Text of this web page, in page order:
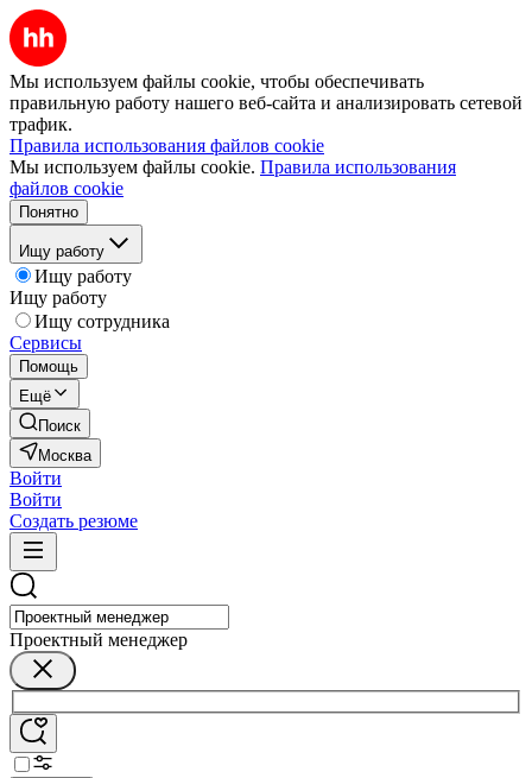
Мы используем файлы cookie, чтобы обеспечивать
правильную работу нашего веб-сайта и анализировать сетевой
трафик.
Правила использования файлов cookie
Мы используем файлы cookie. Правила использования
файлов cookie
Понятно
Ищу работу
Ищу работу
Ищу работу
Ищу сотрудника
Сервисы
Помощь
Ещё
Поиск
Москва
Войти
Войти
Создать резюме
Проектный менеджер